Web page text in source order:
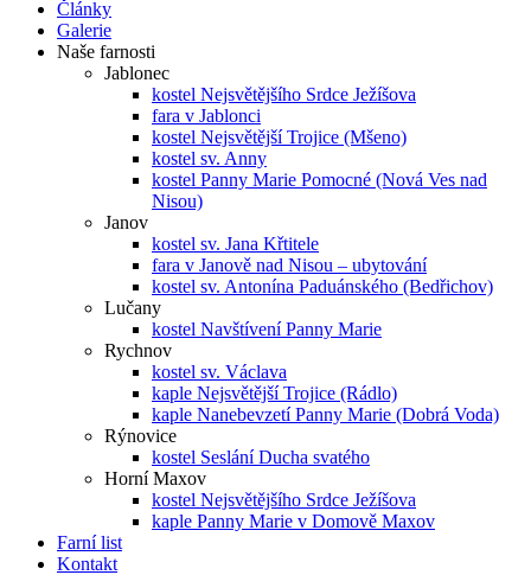
Články
Galerie
Naše farnosti
Jablonec
kostel Nejsvětějšího Srdce Ježíšova
fara v Jablonci
kostel Nejsvětější Trojice (Mšeno)
kostel sv. Anny
kostel Panny Marie Pomocné (Nová Ves nad
Nisou)
Janov
kostel sv. Jana Křtitele
fara v Janově nad Nisou – ubytování
kostel sv. Antonína Paduánského (Bedřichov)
Lučany
kostel Navštívení Panny Marie
Rychnov
kostel sv. Václava
kaple Nejsvětější Trojice (Rádlo)
kaple Nanebevzetí Panny Marie (Dobrá Voda)
Rýnovice
kostel Seslání Ducha svatého
Horní Maxov
kostel Nejsvětějšího Srdce Ježíšova
kaple Panny Marie v Domově Maxov
Farní list
Kontakt